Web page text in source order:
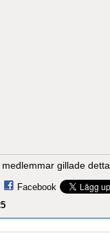
medlemmar gillade detta
Facebook